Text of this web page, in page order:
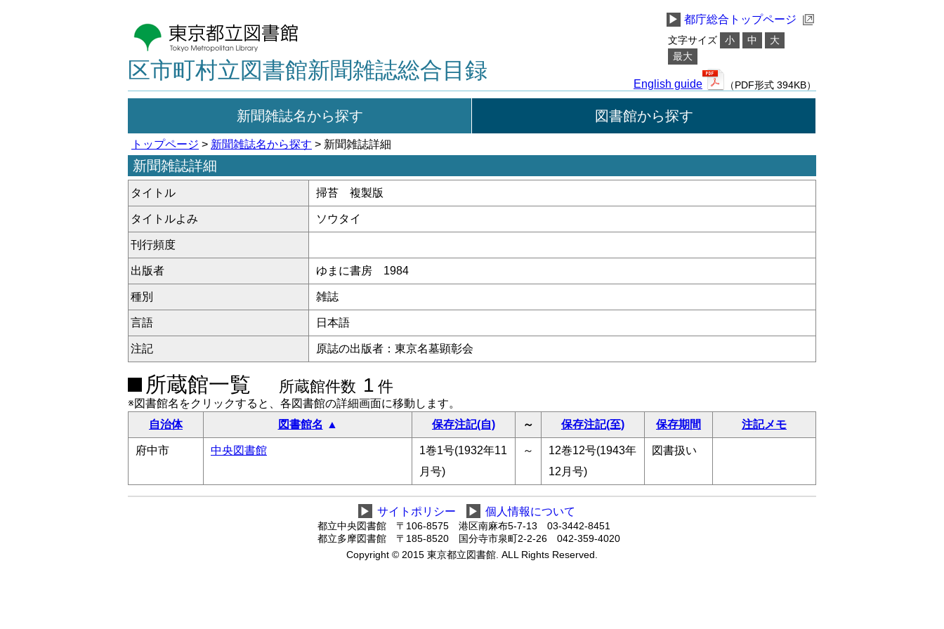
区市町村立図書館新聞雑誌総合目録
▶ 都庁総合トップページ
文字サイズ 小 中
大
最大
English guide （PDF形式 394KB）
新聞雑誌名から探す 図書館から探す
トップページ > 新聞雑誌名から探す > 新聞雑誌詳細
新聞雑誌詳細
タイトル 掃苔 複製版
タイトルよみ ソウタイ
刊行頻度
出版者 ゆまに書房 1984
種別 雑誌
言語 日本語
注記 原誌の出版者：東京名墓顕彰会
所蔵館一覧 所蔵館件数 1 件
※図書館名をクリックすると、各図書館の詳細画面に移動します。
自治体
図書館名 保存注記(自) ～ 保存注記(至) 保存期間 注記メモ
府中市 中央図書館
1巻1号(1932年11
月号)
～
12巻12号(1943年
12月号)
図書扱い
▶ サイトポリシー ▶ 個人情報について
都立中央図書館 〒106-8575 港区南麻布5-7-13 03-3442-8451
都立多摩図書館 〒185-8520 国分寺市泉町2-2-26 042-359-4020
Copyright © 2015 東京都立図書館. ALL Rights Reserved.